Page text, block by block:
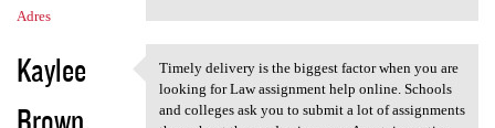
Adres
Kaylee
Timely delivery is the
Timely delivery is the biggest factor when you are
looking for Law assignment help online. Schools
and colleges ask you to submit a lot of assignments